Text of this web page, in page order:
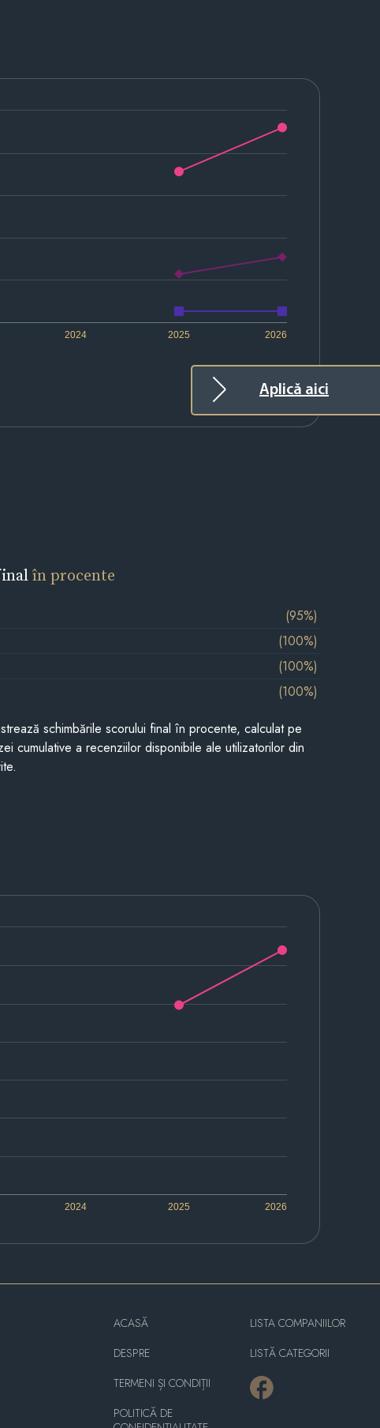
Aplică aici
2024 2025 2026
în procente
(95%)
(100%)
(100%)
(100%)
schimbările scorului final în procente, calculat pe
cumulative a recenziilor disponibile ale utilizatorilor din
2024 2025 2026
ACASĂ
DESPRE
TERMENI ȘI CONDIȚII
POLITICĂ DE
LISTA COMPANIILOR
LISTĂ CATEGORII